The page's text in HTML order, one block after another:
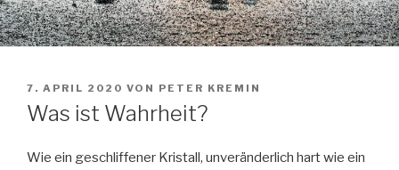
VERÖFFENTLICHT
AM
7. APRIL 2020 VON PETER KREMIN
Was ist Wahrheit?
Wie ein geschliffener Kristall, unveränderlich hart wie ein